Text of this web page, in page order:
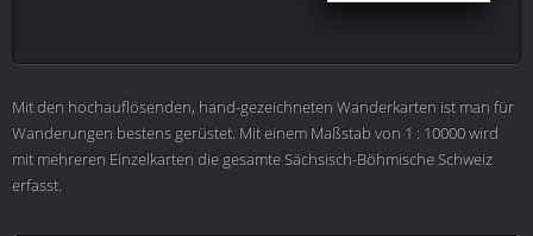
Mit den hochauflösenden, hand-gezeichneten Wanderkarten ist man für
Wanderungen bestens gerüstet. Mit einem Maßstab von 1 : 10000 wird
mit mehreren Einzelkarten die gesamte Sächsisch-Böhmische Schweiz
erfasst.